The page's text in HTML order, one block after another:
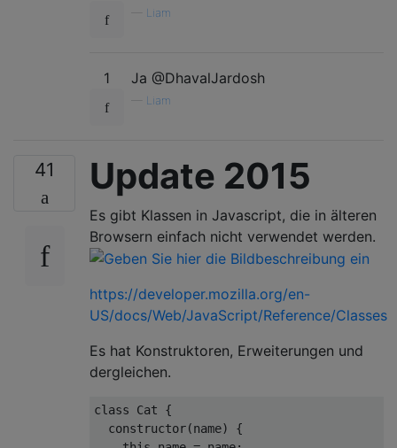
Liam
1 Ja @DhavalJardosh
Liam
41 Update 2015
Es gibt Klassen in Javascript, die in älteren
Browsern einfach nicht verwendet werden.
https://developer.mozilla.org/en-
US/docs/Web/JavaScript/Reference/Classes
Es hat Konstruktoren, Erweiterungen und
dergleichen.
class Cat
{
constructor(name)
{